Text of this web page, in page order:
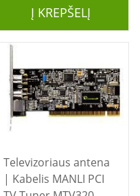
Į KREPŠELĮ
Televizoriaus antena
| Kabelis MANLI PCI